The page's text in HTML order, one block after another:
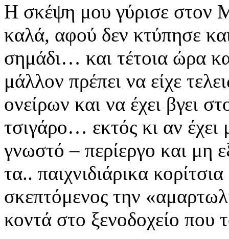
Η σκέψη μου γύρισε στον
καλά, αφού δεν κτύπησε
σημάδι… και τέτοια ώρα
μάλλον πρέπει να είχε
ονείρων και να έχει βγει
τσιγάρο… εκτός κι αν έχει
γνωστό – περίεργο και μη
τα.. παιχνιδιάρικα
σκεπτόμενος την
κοντά στο ξενοδοχείο που